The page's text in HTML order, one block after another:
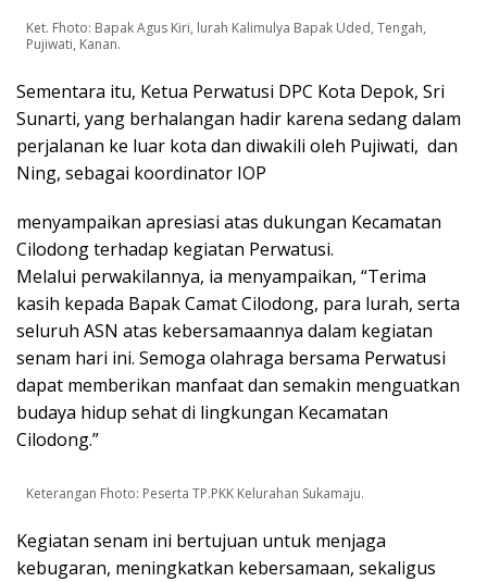
Ket. Fhoto: Bapak Agus Kiri, lurah Kalimulya Bapak Uded, Tengah,
Pujiwati, Kanan.
Sementara itu, Ketua Perwatusi DPC Kota Depok, Sri
Sunarti, yang berhalangan hadir karena sedang dalam
perjalanan ke luar kota dan diwakili oleh Pujiwati, dan
Ning, sebagai koordinator IOP
menyampaikan apresiasi atas dukungan Kecamatan
Cilodong terhadap kegiatan Perwatusi.
Melalui perwakilannya, ia menyampaikan, “Terima
kasih kepada Bapak Camat Cilodong, para lurah, serta
seluruh ASN atas kebersamaannya dalam kegiatan
senam hari ini. Semoga olahraga bersama Perwatusi
dapat memberikan manfaat dan semakin menguatkan
budaya hidup sehat di lingkungan Kecamatan
Cilodong.”
Keterangan Fhoto: Peserta TP.PKK Kelurahan Sukamaju.
Kegiatan senam ini bertujuan untuk menjaga
kebugaran, meningkatkan kebersamaan, sekaligus